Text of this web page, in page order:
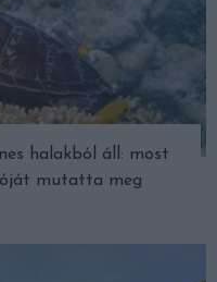
halakból áll: most
mutatta meg